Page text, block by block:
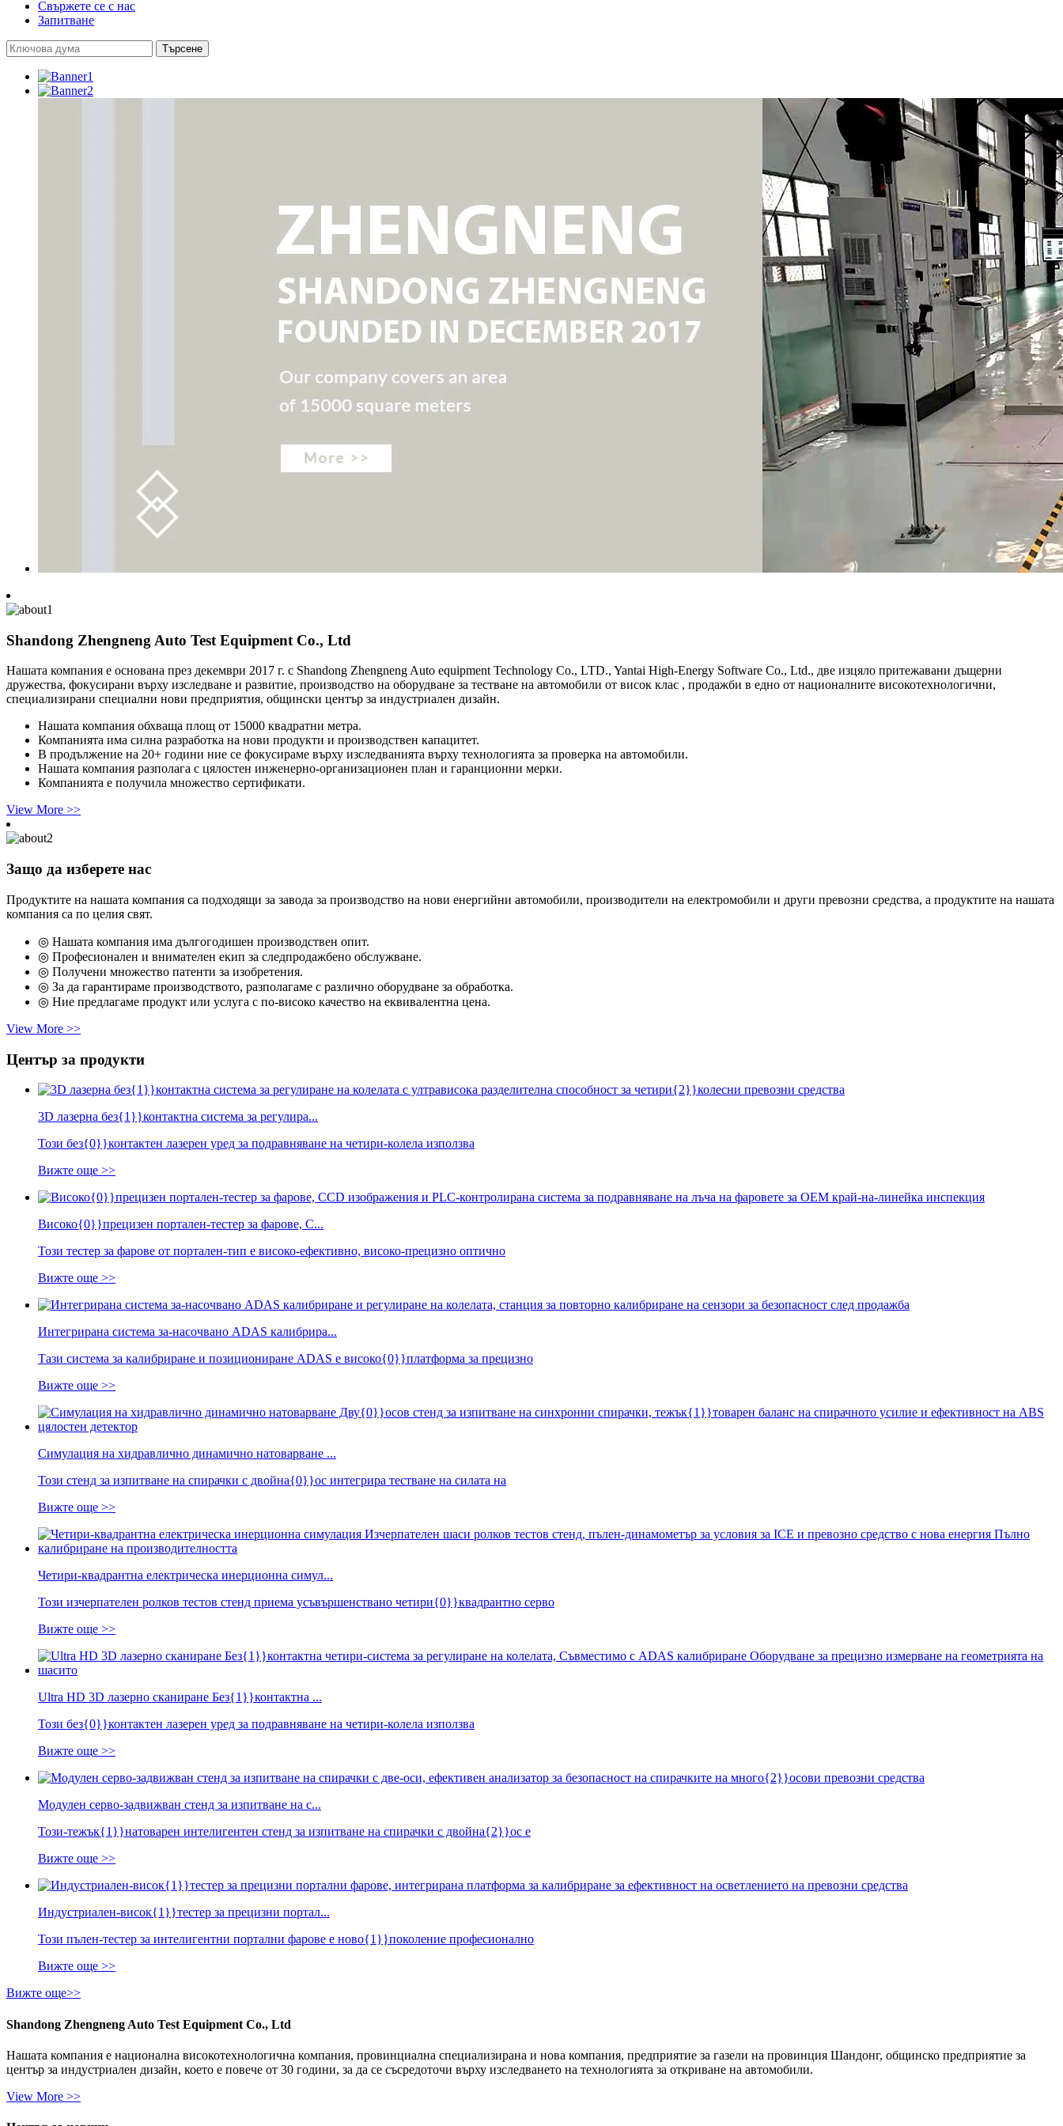
Свържете се с нас
Запитване
Shandong Zhengneng Auto Test Equipment Co., Ltd
Нашата компания е основана през декември 2017 г. с Shandong Zhengneng Auto equipment Technology Co., LTD., Yantai High-Energy Software Co., Ltd., две изцяло притежавани дъщерни
дружества, фокусирани върху изследване и развитие, производство на оборудване за тестване на автомобили от висок клас , продажби в едно от националните високотехнологични,
специализирани специални нови предприятия, общински център за индустриален дизайн.
Нашата компания обхваща площ от 15000 квадратни метра.
Компанията има силна разработка на нови продукти и производствен капацитет.
В продължение на 20+ години ние се фокусираме върху изследванията върху технологията за проверка на автомобили.
Нашата компания разполага с цялостен инженерно-организационен план и гаранционни мерки.
Компанията е получила множество сертификати.
View More >>
Защо да изберете нас
Продуктите на нашата компания са подходящи за завода за производство на нови енергийни автомобили, производители на електромобили и други превозни средства, а продуктите на нашата
компания са по целия свят.
◎ Нашата компания има дългогодишен производствен опит.
◎ Професионален и внимателен екип за следпродажбено обслужване.
◎ Получени множество патенти за изобретения.
◎ За да гарантираме производството, разполагаме с различно оборудване за обработка.
◎ Ние предлагаме продукт или услуга с по-високо качество на еквивалентна цена.
View More >>
Център за продукти
3D лазерна без{1}}контактна система за регулира...
Този без{0}}контактен лазерен уред за подравняване на четири-колела използва
Вижте още >>
Високо{0}}прецизен портален-тестер за фарове, C...
Този тестер за фарове от портален-тип е високо-ефективно, високо-прецизно оптично
Вижте още >>
Интегрирана система за-насочвано ADAS калибрира...
Тази система за калибриране и позициониране ADAS е високо{0}}платформа за прецизно
Вижте още >>
Симулация на хидравлично динамично натоварване ...
Този стенд за изпитване на спирачки с двойна{0}}ос интегрира тестване на силата на
Вижте още >>
Четири-квадрантна електрическа инерционна симул...
Този изчерпателен ролков тестов стенд приема усъвършенствано четири{0}}квадрантно серво
Вижте още >>
Ultra HD 3D лазерно сканиране Без{1}}контактна ...
Този без{0}}контактен лазерен уред за подравняване на четири-колела използва
Вижте още >>
Модулен серво-задвижван стенд за изпитване на с...
Този-тежък{1}}натоварен интелигентен стенд за изпитване на спирачки с двойна{2}}ос е
Вижте още >>
Индустриален-висок{1}}тестер за прецизни портал...
Този пълен-тестер за интелигентни портални фарове е ново{1}}поколение професионално
Вижте още >>
Вижте още>>
Shandong Zhengneng Auto Test Equipment Co., Ltd
Нашата компания е национална високотехнологична компания, провинциална специализирана и нова компания, предприятие за газели на провинция Шандонг, общинско предприятие за
център за индустриален дизайн, което е повече от 30 години, за да се съсредоточи върху изследването на технологията за откриване на автомобили.
View More >>